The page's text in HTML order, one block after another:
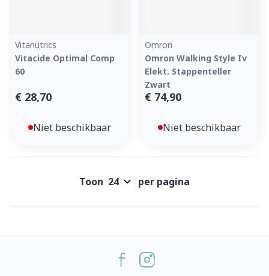
Vitanutrics
Vitacide Optimal Comp
60
€ 28,70
Niet beschikbaar
Omron
Omron Walking Style Iv
Elekt. Stappenteller
Zwart
€ 74,90
Niet beschikbaar
Toon per pagina